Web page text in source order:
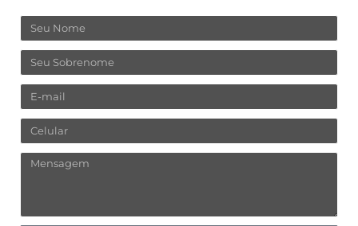
Nome
Sobrenome
Email
Celular
Mensagem